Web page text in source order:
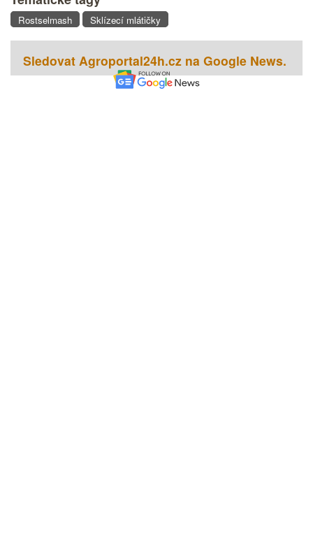
Rostselmash Sklízecí mlátičky
Sledovat Agroportal24h.cz na Google News.